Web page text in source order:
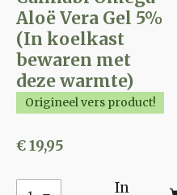
Aloë Vera Gel 5%
(In koelkast
bewaren met
deze warmte)
Origineel vers product!
€ 19,95
In